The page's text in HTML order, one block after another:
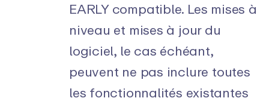
EARLY compatible. Les mises à
niveau et mises à jour du
logiciel, le cas échéant,
peuvent ne pas inclure toutes
les fonctionnalités existantes